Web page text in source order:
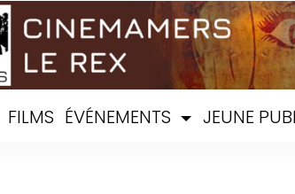
FILMS ÉVÉNEMENTS JEUNE